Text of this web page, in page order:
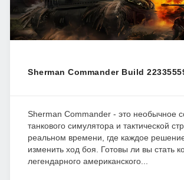
Sherman Commander Build
Sherman Commander - это необычное
танкового симулятора и тактической
реальном времени, где каждое
изменить ход боя. Готовы ли вы стать
легендарного американского...